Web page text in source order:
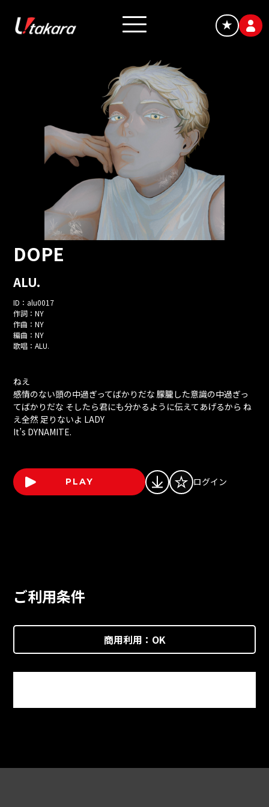
★
DOPE
ALU.
ID： alu0017
作詞：NY
作曲：NY
編曲：NY
歌唱：ALU.
ねえ
感情のない頭の中過ぎってばかりだな 朦朧した意識の中過ぎっ
てばかりだな そしたら君にも分かるように伝えてあげるから ね
え全然 足りないよ LADY
It’s DYNAMITE.
PLAY ログイン
ご利用条件
商用利用： OK